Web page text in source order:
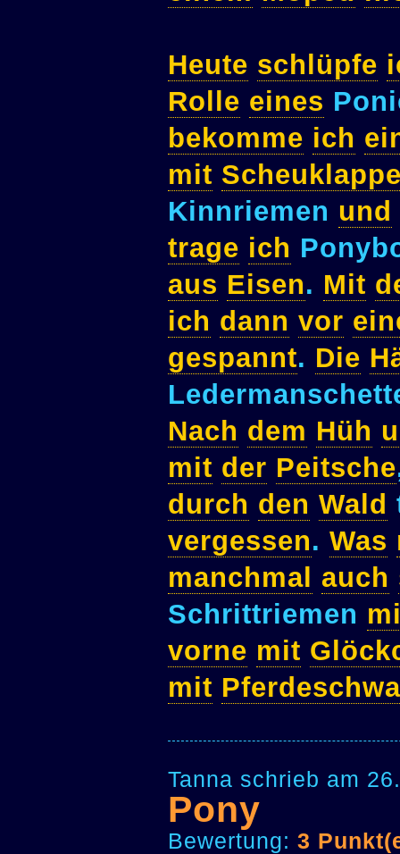
Heute schlüpfe
Rolle eines
bekomme ich
mit
Kinnriemen und
trage ich
aus Eisen. Mit
ich dann vor
gespannt. Die
Nach dem Hüh
mit der Peitsche
durch den Wald
vergessen. Was
manchmal auch
Schrittriemen
vorne mit
mit
Tanna schrieb am
Pony
Bewertung: 3